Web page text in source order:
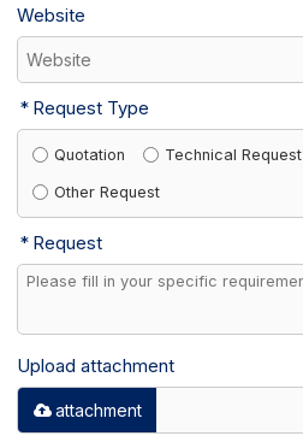
Website
Request Type
Quotation Technical Request
Other Request
Request
Upload attachment
attachment